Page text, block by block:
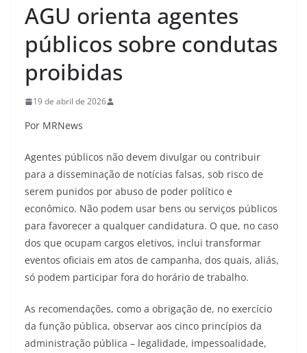
AGU orienta agentes
públicos sobre condutas
proibidas
19 de abril de 2026
Por MRNews
Agentes públicos não devem divulgar ou contribuir
para a disseminação de notícias falsas, sob risco de
serem punidos por abuso de poder político e
econômico. Não podem usar bens ou serviços públicos
para favorecer a qualquer candidatura. O que, no caso
dos que ocupam cargos eletivos, inclui transformar
eventos oficiais em atos de campanha, dos quais, aliás,
só podem participar fora do horário de trabalho.
As recomendações, como a obrigação de, no exercício
da função pública, observar aos cinco princípios da
administração pública – legalidade, impessoalidade,